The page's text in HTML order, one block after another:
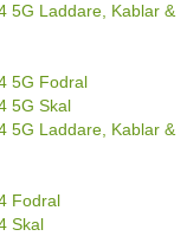
5G Laddare, Kablar &
5G Fodral
5G Skal
5G Laddare, Kablar &
Fodral
Skal